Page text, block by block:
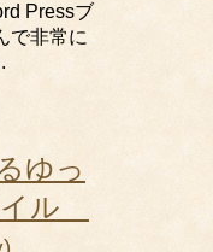
Pressブ
で非常に
ゆっ
イル